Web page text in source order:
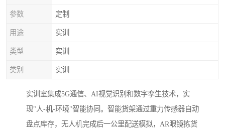
参数 定制
用途 实训
类型 实训
类别 实训
实训室集成5G通信、AI视觉识别和数字孪生技术，实
现"人-机-环境"智能协同。智能货架通过重力传感器自动
盘点库存，无人机完成后一公里配送模拟，AR眼镜拣货